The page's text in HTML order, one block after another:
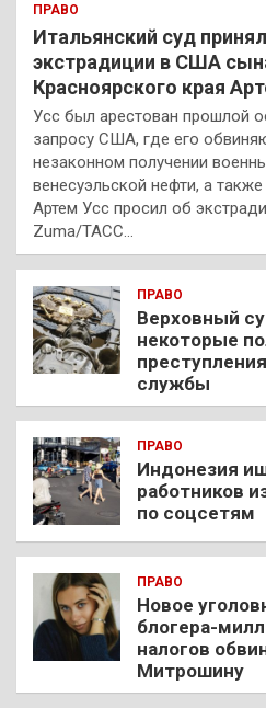
ПРАВО
Итальянский суд
экстрадиции в США
Красноярского края
Усс был арестован прошлой
запросу США, где его
незаконном получении
венесуэльской нефти, а
Артем Усс просил об
Zuma/ТАСС…
ПРАВО
Верховный
некоторые
службы
ПРАВО
Индонезия
работников
по соцсетям
ПРАВО
Новое
блогера-
налогов
Митрошину